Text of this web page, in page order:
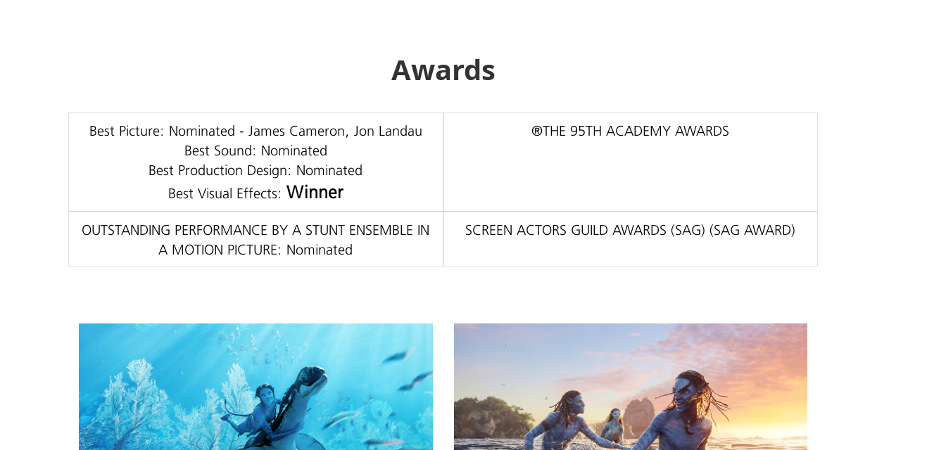
Awards
THE 95TH ACADEMY AWARDS®
Best Picture: Nominated - James Cameron, Jon Landau
Best Sound: Nominated
Best Production Design: Nominated
Best Visual Effects:Winner
SCREEN ACTORS GUILD AWARDS (SAG) (SAG AWARD)
OUTSTANDING PERFORMANCE BY A STUNT ENSEMBLE IN
A MOTION PICTURE: Nominated